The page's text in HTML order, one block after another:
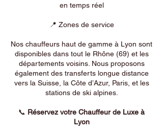
en temps réel
📍 Zones de service
Nos chauffeurs haut de gamme à Lyon sont
disponibles dans tout le Rhône (69) et les
départements voisins. Nous proposons
également des transferts longue distance
vers la Suisse, la Côte d’Azur, Paris, et les
stations de ski alpines.
📞 Réservez votre Chauffeur de Luxe à
Lyon